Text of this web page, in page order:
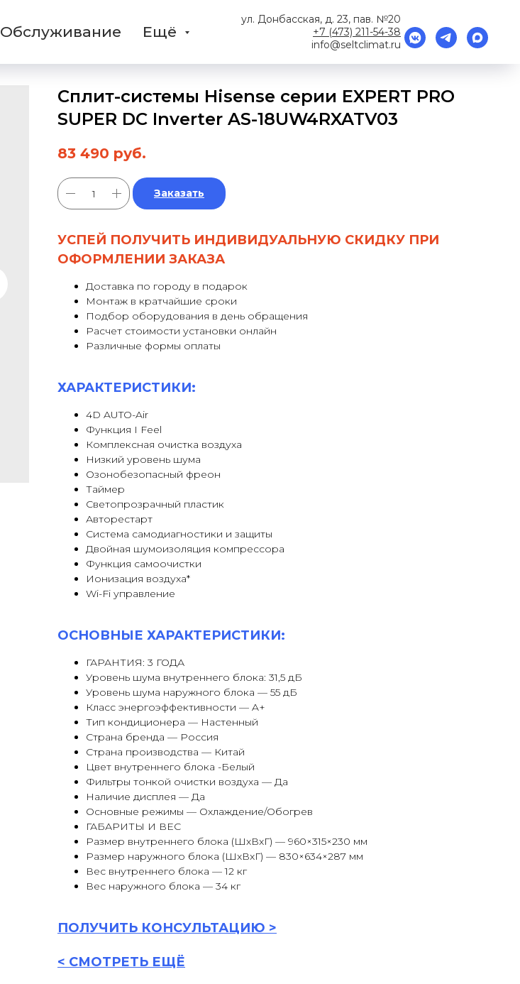
Обслуживание Ещё
ул. Донбасская, д. 23, пав. №20
+7 (473) 211-54-38
info@seltclimat.ru
Сплит-системы Hisense серии EXPERT PRO
SUPER DC Inverter AS-18UW4RXATV03
83 490 руб.
Заказать
УСПЕЙ ПОЛУЧИТЬ ИНДИВИДУАЛЬНУЮ СКИДКУ ПРИ
ОФОРМЛЕНИИ ЗАКАЗА
Доставка по городу в подарок
Монтаж в кратчайшие сроки
Подбор оборудования в день обращения
Расчет стоимости установки онлайн
Различные формы оплаты
ХАРАКТЕРИСТИКИ:
4D AUTO-Air
Функция I Feel
Комплексная очистка воздуха
Низкий уровень шума
Озонобезопасный фреон
Таймер
Светопрозрачный пластик
Авторестарт
Система самодиагностики и защиты
Двойная шумоизоляция компрессора
Функция самоочистки
Ионизация воздуха*
Wi-Fi управление
ОСНОВНЫЕ ХАРАКТЕРИСТИКИ:
ГАРАНТИЯ: 3 ГОДА
Уровень шума внутреннего блока: 31,5 дБ
Уровень шума наружного блока — 55 дБ
Класс энергоэффективности — A+
Тип кондиционера — Настенный
Страна бренда — Россия
Страна производства — Китай
Цвет внутреннего блока -Белый
Фильтры тонкой очистки воздуха — Да
Наличие дисплея — Да
Основные режимы — Охлаждение/Обогрев
ГАБАРИТЫ И ВЕС
Размер внутреннего блока (ШxВxГ) — 960×315×230 мм
Размер наружного блока (ШxВxГ) — 830×634×287 мм
Вес внутреннего блока — 12 кг
Вес наружного блока — 34 кг
ПОЛУЧИТЬ КОНСУЛЬТАЦИЮ >
< СМОТРЕТЬ ЕЩЁ